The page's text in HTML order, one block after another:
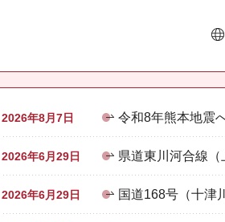
2026年8月7日 令和8年熊本地震
2026年6月29日 県道東川河合線
2026年6月29日 国道168号（十津